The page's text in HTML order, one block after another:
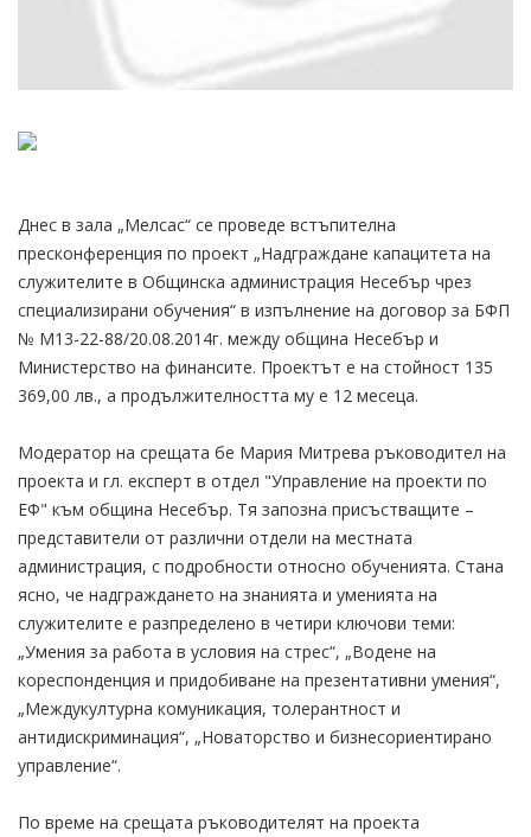
Днес в зала „Мелсас“ се проведе встъпителна
пресконференция по проект „Надграждане капацитета на
служителите в Общинска администрация Несебър чрез
специализирани обучения“ в изпълнение на договор за БФП
№ М13-22-88/20.08.2014г. между община Несебър и
Министерство на финансите. Проектът е на стойност 135
369,00 лв., а продължителността му е 12 месеца.
Модератор на срещата бе Мария Митрева ръководител на
проекта и гл. експерт в отдел "Управление на проекти по
ЕФ" към община Несебър. Тя запозна присъстващите –
представители от различни отдели на местната
администрация, с подробности относно обученията. Стана
ясно, че надграждането на знанията и уменията на
служителите е разпределено в четири ключови теми:
„Умения за работа в условия на стрес“, „Водене на
кореспонденция и придобиване на презентативни умения“,
„Междукултурна комуникация, толерантност и
антидискриминация“, „Новаторство и бизнесориентирано
управление“.
По време на срещата ръководителят на проекта